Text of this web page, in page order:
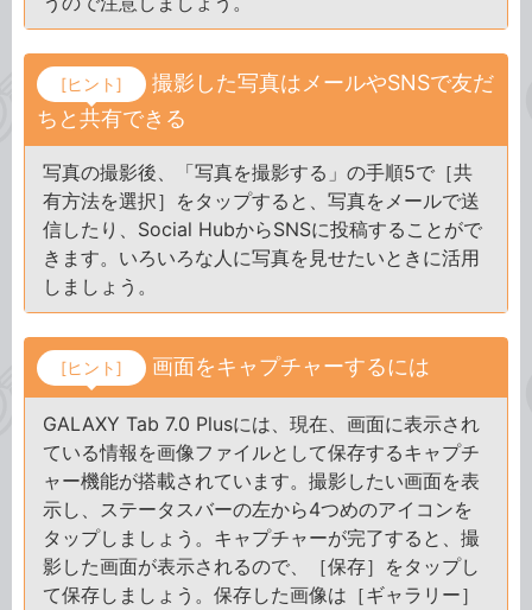
[ヒント]
撮影した写真はメールやSNSで友だ
ちと共有できる
写真の撮影後、「写真を撮影する」の手順5で［共
有方法を選択］をタップすると、写真をメールで送
信したり、Social HubからSNSに投稿することがで
きます。いろいろな人に写真を見せたいときに活用
しましょう。
[ヒント] 画面をキャプチャーするには
GALAXY Tab 7.0 Plusには、現在、画面に表示され
ている情報を画像ファイルとして保存するキャプチ
ャー機能が搭載されています。撮影したい画面を表
示し、ステータスバーの左から4つめのアイコンを
タップしましょう。キャプチャーが完了すると、撮
影した画面が表示されるので、［保存］をタップし
て保存しましょう。保存した画像は［ギャラリー］